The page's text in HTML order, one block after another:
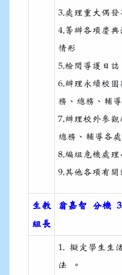
3.處理重大偶發
4.籌辦各項慶典
情形
5.檢閱導護日誌
6.辦理永續校
務、總務、輔
7.辦理校外參觀
總務、輔導各
8.編組危機處理
9.其他各項有
生教
組長
翁嘉智 分機
1. 擬定學生生
法 。